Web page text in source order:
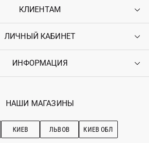
КЛИЕНТАМ
Контакты
Возврат
Гарантия
ЛИЧНЫЙ КАБИНЕТ
Войти
Ostriv Club+
ИНФОРМАЦИЯ
Наши магазини
Рекомендации по уходу
НАШИ МАГАЗИНЫ
КИЕВ ЛЬВОВ КИЕВ ОБЛ